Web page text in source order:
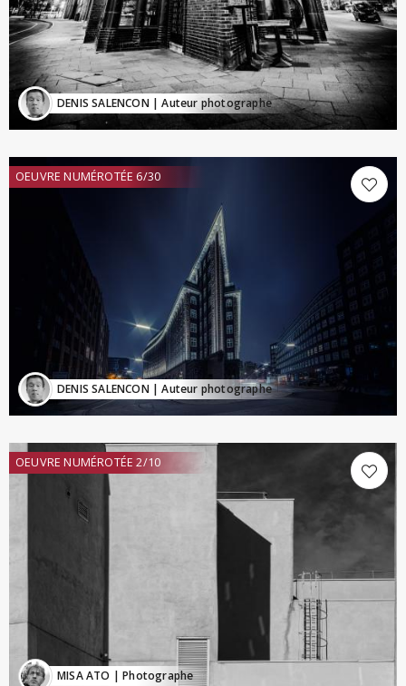
DENIS SALENCON| Auteur photographe
OEUVRE NUMÉROTÉE 6/30
DENIS SALENCON| Auteur photographe
OEUVRE NUMÉROTÉE 2/10
MISA ATO | Photographe